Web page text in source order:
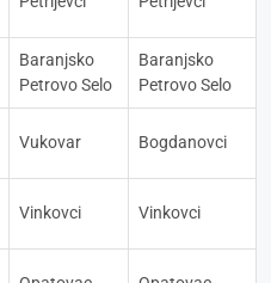
Baranjsko
Petrovo Selo
Baranjsko
Petrovo Selo
Vukovar Bogdanovci
Vinkovci Vinkovci